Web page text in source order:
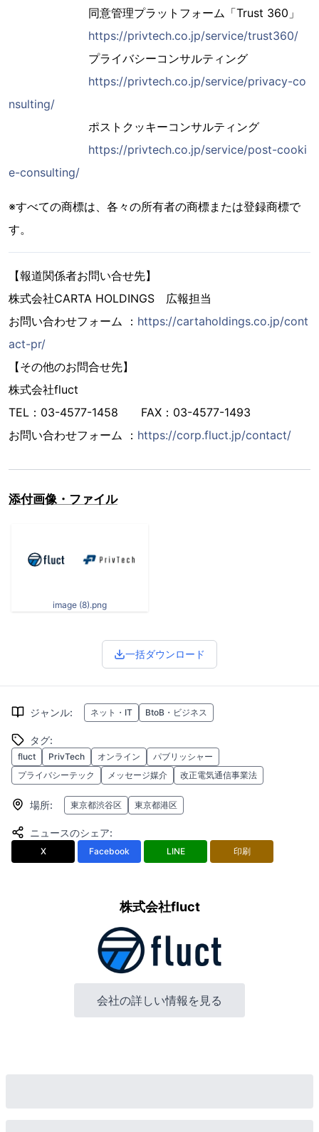
同意管理プラットフォーム「Trust 360」
https://privtech.co.jp/service/trust360/
プライバシーコンサルティング
https://privtech.co.jp/service/privacy-co
nsulting/
ポストクッキーコンサルティング
https://privtech.co.jp/service/post-cooki
e-consulting/
※すべての商標は、各々の所有者の商標または登録商標で
す。
【報道関係者お問い合せ先】
株式会社CARTA HOLDINGS 広報担当
お問い合わせフォーム ： https://cartaholdings.co.jp/cont
act-pr/
【その他のお問合せ先】
株式会社fluct
TEL：03-4577-1458 FAX：03-4577-1493
お問い合わせフォーム ： https://corp.fluct.jp/contact/
添付画像・ファイル
image (8).png
一括ダウンロード
ジャンル: ネット・IT BtoB・ビジネス
タグ:
fluct PrivTech オンライン
パブリッシャー
プライバシーテック
メッセージ媒介 改正電気通信事業法
場所: 東京都渋谷区 東京都港区
ニュースのシェア:
X Facebook LINE 印刷
株式会社fluct
会社の詳しい情報を見る